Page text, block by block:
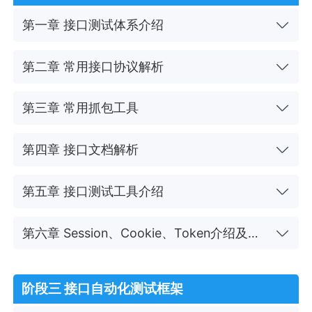
第一章 接口测试体系介绍
第二章 常用接口协议解析
第三章 常用抓包工具
第四章 接口文档解析
第五章 接口测试工具介绍
第六章 Session、Cookie、Token介绍及认证体系
阶段三 接口自动化测试框架